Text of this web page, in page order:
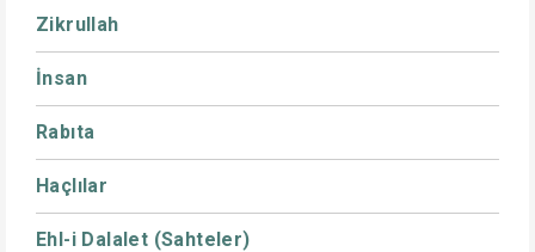
Zikrullah
İnsan
Rabıta
Haçlılar
Ehl-i Dalalet (Sahteler)